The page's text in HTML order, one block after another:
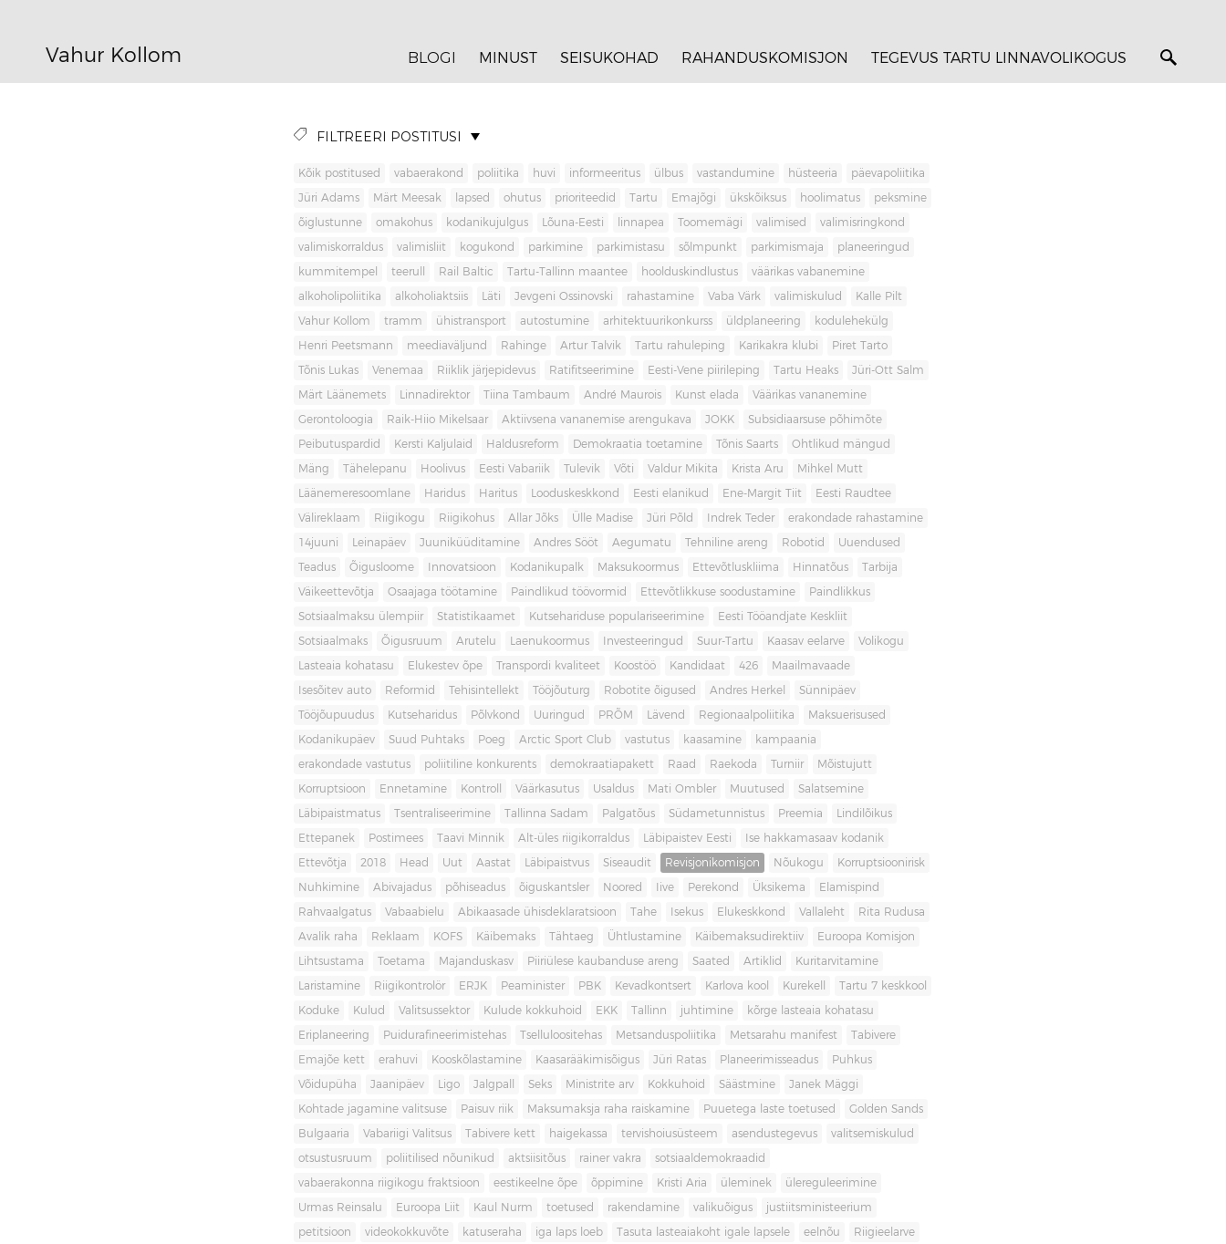
Vahur Kollom BLOGI MINUST SEISUKOHAD RAHANDUSKOMISJON TEGEVUS TARTU LINNAVOLIKOGUS
FILTREERI POSTITUSI
Kõik postitused vabaerakond poliitika huvi informeeritus ülbus vastandumine hüsteeria päevapoliitika
Jüri Adams Märt Meesak lapsed ohutus prioriteedid Tartu Emajõgi ükskõiksus hoolimatus peksmine
õiglustunne omakohus kodanikujulgus Lõuna-Eesti linnapea Toomemägi valimised valimisringkond
valimiskorraldus valimisliit kogukond parkimine parkimistasu sõlmpunkt parkimismaja planeeringud
kummitempel teerull Rail Baltic Tartu-Tallinn maantee hoolduskindlustus väärikas vabanemine
alkoholipoliitika alkoholiaktsiis Läti Jevgeni Ossinovski rahastamine Vaba Värk valimiskulud Kalle Pilt
Vahur Kollom tramm ühistransport autostumine arhitektuurikonkurss üldplaneering kodulehekülg
Henri Peetsmann meediaväljund Rahinge Artur Talvik Tartu rahuleping Karikakra klubi Piret Tarto
Tõnis Lukas Venemaa Riiklik järjepidevus Ratifitseerimine Eesti-Vene piirileping Tartu Heaks Jüri-Ott Salm
Märt Läänemets Linnadirektor Tiina Tambaum André Maurois Kunst elada Väärikas vananemine
Gerontoloogia Raik-Hiio Mikelsaar Aktiivsena vananemise arengukava JOKK Subsidiaarsuse põhimõte
Peibutuspardid Kersti Kaljulaid Haldusreform Demokraatia toetamine Tõnis Saarts Ohtlikud mängud
Mäng Tähelepanu Hoolivus Eesti Vabariik Tulevik Võti Valdur Mikita Krista Aru Mihkel Mutt
Läänemeresoomlane Haridus Haritus Looduskeskkond Eesti elanikud Ene-Margit Tiit Eesti Raudtee
Välireklaam Riigikogu Riigikohus Allar Jõks Ülle Madise Jüri Põld Indrek Teder erakondade rahastamine
14juuni Leinapäev Juuniküüditamine Andres Sööt Aegumatu Tehniline areng Robotid Uuendused
Teadus Õigusloome Innovatsioon Kodanikupalk Maksukoormus Ettevõtluskliima Hinnatõus Tarbija
Väikeettevõtja Osaajaga töötamine Paindlikud töövormid Ettevõtlikkuse soodustamine Paindlikkus
Sotsiaalmaksu ülempiir Statistikaamet Kutsehariduse populariseerimine Eesti Tööandjate Keskliit
Sotsiaalmaks Õigusruum Arutelu Laenukoormus Investeeringud Suur-Tartu Kaasav eelarve Volikogu
Lasteaia kohatasu Elukestev õpe Transpordi kvaliteet Koostöö Kandidaat 426 Maailmavaade
Isesõitev auto Reformid Tehisintellekt Tööjõuturg Robotite õigused Andres Herkel Sünnipäev
Tööjõupuudus Kutseharidus Põlvkond Uuringud PRÕM Lävend Regionaalpoliitika Maksuerisused
Kodanikupäev Suud Puhtaks Poeg Arctic Sport Club vastutus kaasamine kampaania
erakondade vastutus poliitiline konkurents demokraatiapakett Raad Raekoda Turniir Mõistujutt
Korruptsioon Ennetamine Kontroll Väärkasutus Usaldus Mati Ombler Muutused Salatsemine
Läbipaistmatus Tsentraliseerimine Tallinna Sadam Palgatõus Südametunnistus Preemia Lindilõikus
Ettepanek Postimees Taavi Minnik Alt-üles riigikorraldus Läbipaistev Eesti Ise hakkamasaav kodanik
Ettevõtja 2018 Head Uut Aastat Läbipaistvus Siseaudit Revisjonikomisjon Nõukogu Korruptsioonirisk
Nuhkimine Abivajadus põhiseadus õiguskantsler Noored Iive Perekond Üksikema Elamispind
Rahvaalgatus Vabaabielu Abikaasade ühisdeklaratsioon Tahe Isekus Elukeskkond Vallaleht Rita Rudusa
Avalik raha Reklaam KOFS Käibemaks Tähtaeg Ühtlustamine Käibemaksudirektiiv Euroopa Komisjon
Lihtsustama Toetama Majanduskasv Piiriülese kaubanduse areng Saated Artiklid Kuritarvitamine
Laristamine Riigikontrolör ERJK Peaminister PBK Kevadkontsert Karlova kool Kurekell Tartu 7 keskkool
Koduke Kulud Valitsussektor Kulude kokkuhoid EKK Tallinn juhtimine kõrge lasteaia kohatasu
Eriplaneering Puidurafineerimistehas Tselluloositehas Metsanduspoliitika Metsarahu manifest Tabivere
Emajõe kett erahuvi Kooskõlastamine Kaasarääkimisõigus Jüri Ratas Planeerimisseadus Puhkus
Võidupüha Jaanipäev Ligo Jalgpall Seks Ministrite arv Kokkuhoid Säästmine Janek Mäggi
Kohtade jagamine valitsuse Paisuv riik Maksumaksja raha raiskamine Puuetega laste toetused Golden Sands
Bulgaaria Vabariigi Valitsus Tabivere kett haigekassa tervishoiusüsteem asendustegevus valitsemiskulud
otsustusruum poliitilised nõunikud aktsiisitõus rainer vakra sotsiaaldemokraadid
vabaerakonna riigikogu fraktsioon eestikeelne õpe õppimine Kristi Aria üleminek ülereguleerimine
Urmas Reinsalu Euroopa Liit Kaul Nurm toetused rakendamine valikuõigus justiitsministeerium
petitsioon videokokkuvõte katuseraha iga laps loeb Tasuta lasteaiakoht igale lapsele eelnõu Riigieelarve